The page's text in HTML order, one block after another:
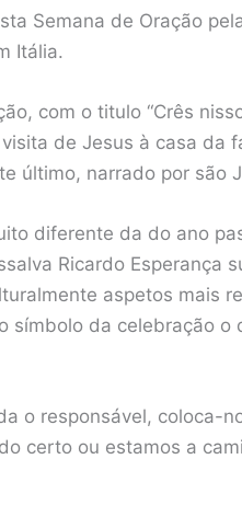
Semana de Oração
Itália.
com o titulo “Crês
de Jesus à casa da
último, narrado por são
diferente da do ano
Ricardo Esperança
aspetos mais
símbolo da celebração o
o responsável, coloca-
certo ou estamos a